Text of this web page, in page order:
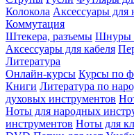
Колокола Аксессуары
Коммутация
Штекера, разъемы Шнуры
Аксессуары для кабеля
Литература
Онлайн-курсы Курсы по
Книги Литература по
духовых инструментов
Ноты для народных
инструментов Ноты для